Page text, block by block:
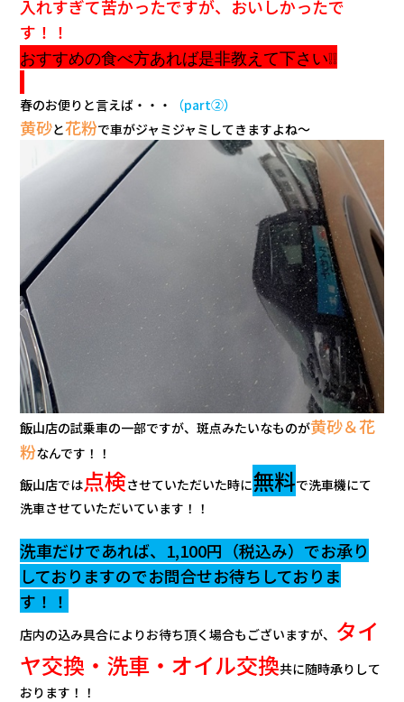
入れすぎて苦かったですが、おいしかったで
す！！
おすすめの食べ方あれば是非教えて下さい❕❕
春のお便りと言えば・・・ （part②）
黄砂と花粉で車がジャミジャミしてきますよね～
飯山店の試乗車の一部ですが、斑点みたいなものが黄砂＆花
粉なんです！！
飯山店では点検させていただいた時に無料で洗車機にて
洗車させていただいています！！
洗車だけであれば、1,100円（税込み）でお承り
しておりますのでお問合せお待ちしておりま
す！！
店内の込み具合によりお待ち頂く場合もございますが、 タイ
ヤ交換・洗車・オイル交換共に随時承りして
おります！！